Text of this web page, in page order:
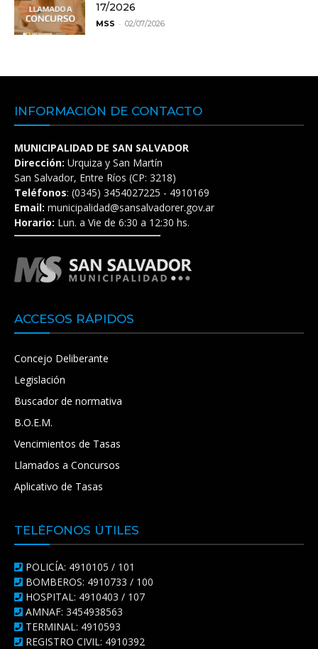
17/2026
MSS - 02/07/2026
INFORMACIÓN DE CONTACTO
MUNICIPALIDAD DE SAN SALVADOR
Dirección: Urquiza y San Martín
San Salvador, Entre Ríos (CP: 3218)
Teléfonos: (0345) 3454027225 - 4910169
Email: municipalidad@sansalvadorer.gov.ar
Horario: Lun. a Vie de 6:30 a 12:30 hs.
ACCESOS RÁPIDOS
Concejo Deliberante
Legislación
Buscador de normativa
B.O.E.M.
Vencimientos de Tasas
Llamados a Concursos
Aplicativo de Tasas
TELÉFONOS ÚTILES
POLICÍA: 4910105 / 101
BOMBEROS: 4910733 / 100
HOSPITAL: 4910403 / 107
AMNAF: 3454938563
TERMINAL: 4910593
REGISTRO CIVIL: 4910392